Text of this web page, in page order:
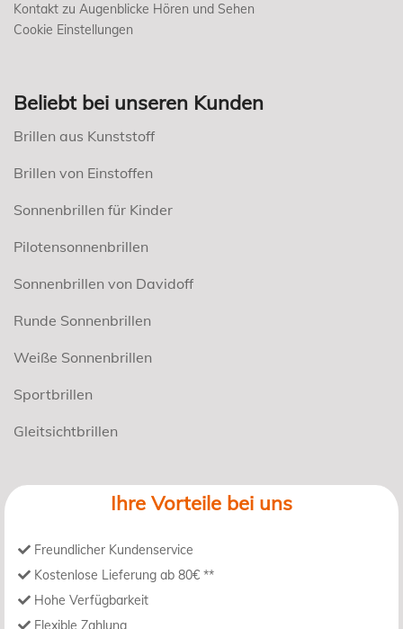
Kontakt zu Augenblicke Hören und Sehen
Cookie Einstellungen
Beliebt bei unseren Kunden
Brillen aus Kunststoff
Brillen von Einstoffen
Sonnenbrillen für Kinder
Pilotensonnenbrillen
Sonnenbrillen von Davidoff
Runde Sonnenbrillen
Weiße Sonnenbrillen
Sportbrillen
Gleitsichtbrillen
Ihre Vorteile bei uns
Freundlicher Kundenservice
Kostenlose Lieferung ab 80€ **
Hohe Verfügbarkeit
Flexible Zahlung